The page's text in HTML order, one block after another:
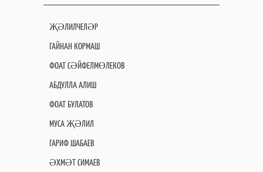
ҖӘЛИЛЧЕЛӘР
ГАЙНАН КОРМАШ
ФОАТ СӘЙФЕЛМӨЛЕКОВ
АБДУЛЛА АЛИШ
ФОАТ БУЛАТОВ
МУСА ҖӘЛИЛ
ГАРИФ ШАБАЕВ
ӘХМӘТ СИМАЕВ